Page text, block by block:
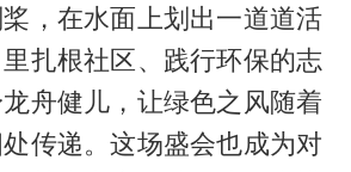
，在水面上划出一道道活
扎根社区、践行环保的志
舟健儿，让绿色之风随着
传递。这场盛会也成为对